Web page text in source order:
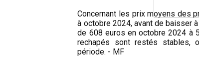
Concernant les prix moyens des
à octobre 2024, avant de baisser
de 608 euros en octobre 2024 à
rechapés sont restés stables,
période. - MF